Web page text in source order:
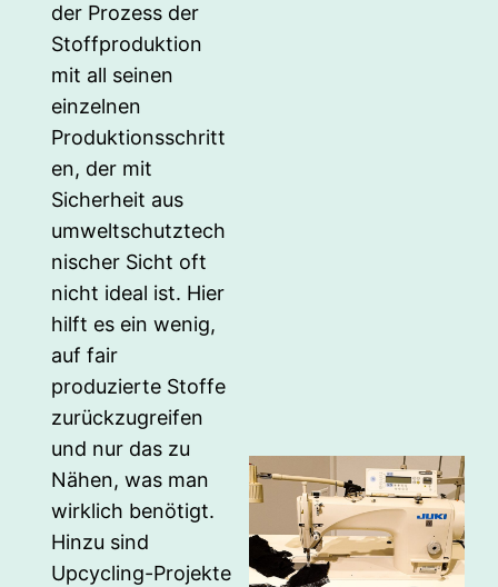
der Prozess der
Stoffproduktion
mit all seinen
einzelnen
Produktionsschritt
en, der mit
Sicherheit aus
umweltschutztech
nischer Sicht oft
nicht ideal ist. Hier
hilft es ein wenig,
auf fair
produzierte Stoffe
zurückzugreifen
und nur das zu
Nähen, was man
wirklich benötigt.
Hinzu sind
Upcycling-Projekte